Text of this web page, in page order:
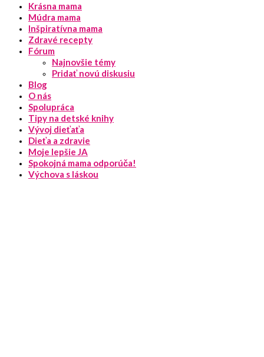
Krásna mama
Múdra mama
Inšpiratívna mama
Zdravé recepty
Fórum
Najnovšie témy
Pridať novú diskusiu
Blog
O nás
Spolupráca
Tipy na detské knihy
Vývoj dieťaťa
Dieťa a zdravie
Moje lepšie JA
Spokojná mama odporúča!
Výchova s láskou